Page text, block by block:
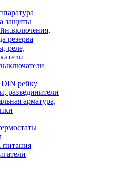
защиты
резерва
реле,
DIN рейку
разъединители
арматура,
питания